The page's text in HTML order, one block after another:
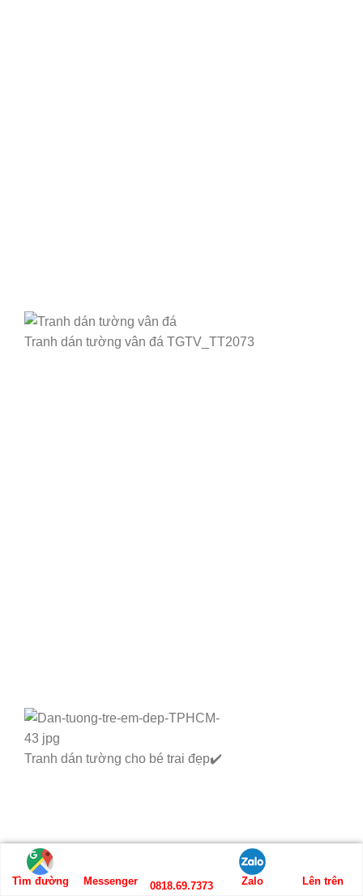
Tranh dán tường vân đá TGTV_TT2073
Tranh dán tường cho bé trai đẹp✔️
Tìm đường Messenger 0818.69.7373 Zalo Lên trên